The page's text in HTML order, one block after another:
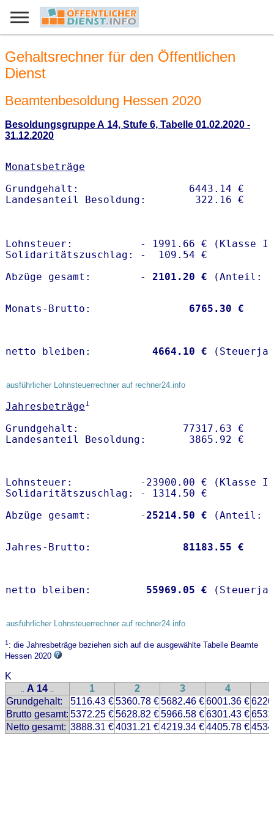
Gehaltsrechner für den Öffentlichen
Dienst
Beamtenbesoldung Hessen 2020
Besoldungsgruppe A 14, Stufe 6, Tabelle 01.02.2020 -
31.12.2020
Monatsbeträge
Grundgehalt:                  6443.14 €
Lohnsteuer:           - 1991.66 € (Klasse I)
Solidaritätszuschlag: -  109.54 €
Abzüge gesamt:        -
2101.20 €
Monats-Brutto: 6765.30 €
netto bleiben: 4664.10 €
ausführlicher Lohnsteuerrechner auf rechner24.info
Jahresbeträge1
Grundgehalt:                 77317.63 €
Lohnsteuer:           -23900.00 € (Klasse I)
Solidaritätszuschlag: - 1314.50 €
Abzüge gesamt:        -25214.50 €
Jahres-Brutto: 81183.55 €
netto bleiben: 55969.05 €
ausführlicher Lohnsteuerrechner auf rechner24.info
1: die Jahresbeträge beziehen sich auf die ausgewählte Tabelle Beamte
Hessen 2020
K
.. A 14 .. 1 2 3 4
Grundgehalt:
5116.43 €5360.78 €5682.46 €6001.36 €
Brutto gesamt: 5372.25 €5628.82 €5966.58 €6301.43 €
Netto gesamt: 3888.31 €4031.21 €4219.34 €4405.78 €